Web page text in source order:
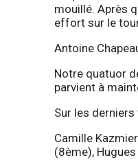
mouillé. Après
effort sur le
Antoine
Notre quatuor
parvient à
Sur les
Camille
(8ème),